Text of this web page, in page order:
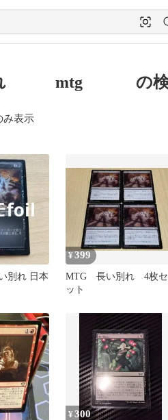
れ mtg の検
み表示
別れ 日本
¥399
MTG 長い別れ 4枚セ
ット
¥300